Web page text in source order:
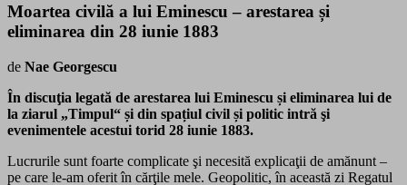
Moartea civilă a lui Eminescu – arestarea și
eliminarea din 28 iunie 1883
de Nae Georgescu
În discuţia legată de arestarea lui Eminescu și eliminarea lui de
la ziarul „Timpul“ și din spațiul civil și politic intră şi
evenimentele acestui torid 28 iunie 1883.
Lucrurile sunt foarte complicate şi necesită explicaţii de amănunt –
pe care le-am oferit în cărţile mele. Geopolitic, în această zi Regatul